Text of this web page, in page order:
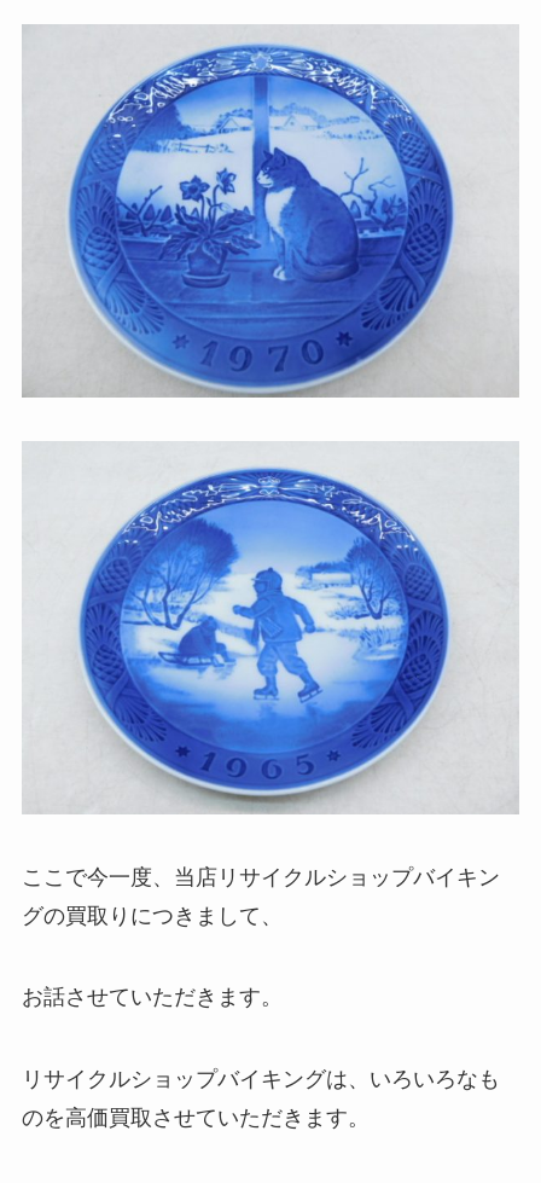
ここで今一度、当店リサイクルショップバイキン
グの買取りにつきまして、
お話させていただきます。
リサイクルショップバイキングは、いろいろなも
のを高価買取させていただきます。